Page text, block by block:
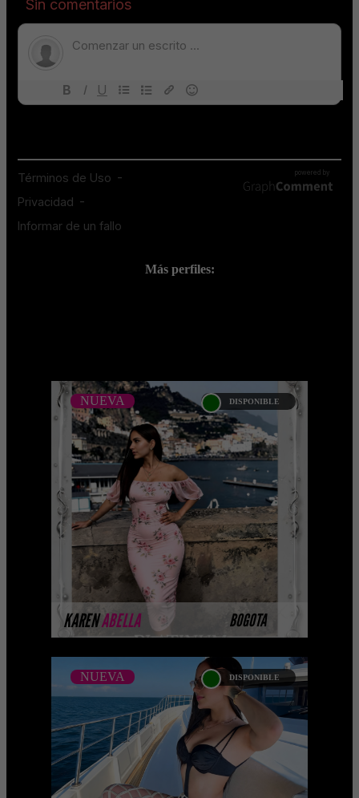
Más perfiles:
KARENABELLA BOGOTA
NUEVA DISPONIBLE
KAREN ABELLA -
CATALAGO PLATINO
NUEVA
__ Platinum Esta modelo pertenece a
nuestro Catálogo Privado Platinum.
Selección privada de modelos con un
nivel de belleza y perf ...
MÁS INFORMACIÓN
NUEVA DISPONIBLE
SOFIA MACHADO
NUEVA
Próximamente.... Algunas de nuestras
modelos aún no tienen imágenes
disponibles en la web porque están
completando su sesión ...